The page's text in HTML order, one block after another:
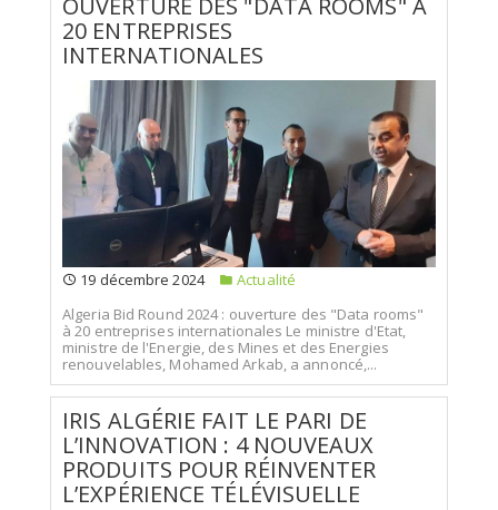
20 ENTREPRISES
INTERNATIONALES
19 décembre 2024
Actualité
Algeria Bid Round 2024 : ouverture des "Data rooms"
à 20 entreprises internationales Le ministre d'Etat,
ministre de l'Energie, des Mines et des Energies
renouvelables, Mohamed Arkab, a annoncé,...
IRIS ALGÉRIE FAIT LE PARI DE
L’INNOVATION : 4 NOUVEAUX
PRODUITS POUR RÉINVENTER
L’EXPÉRIENCE TÉLÉVISUELLE